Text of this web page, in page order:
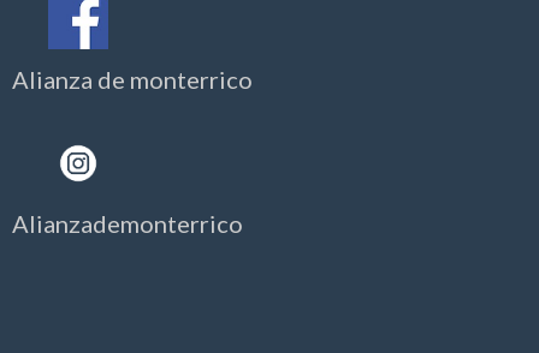
Alianza de monterrico
Alianzademonterrico